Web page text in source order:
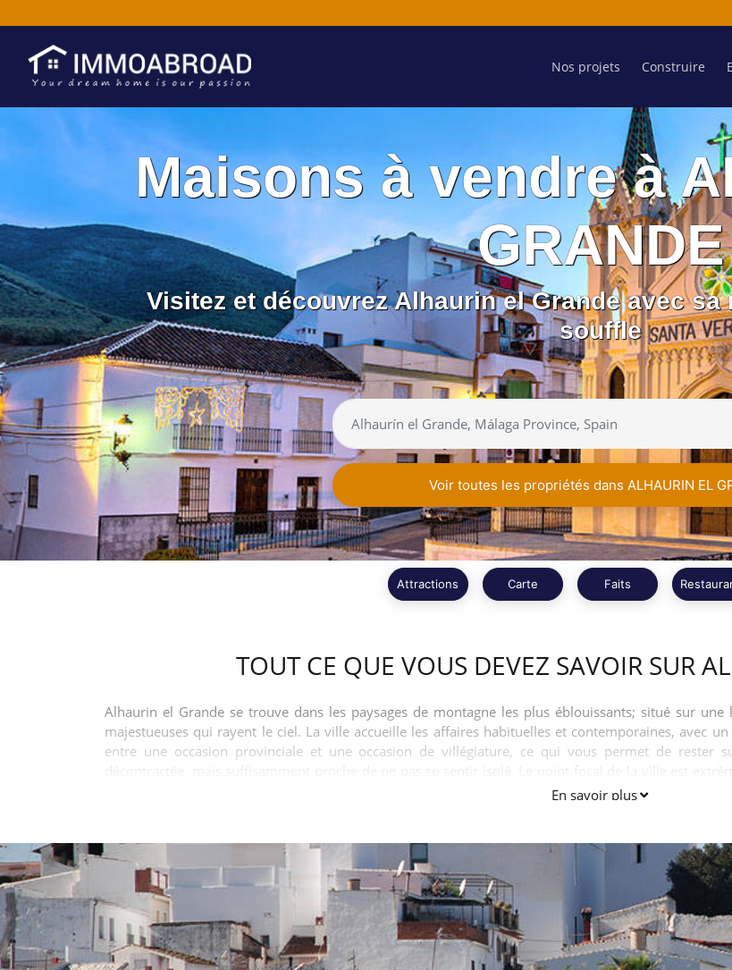
Nos projets Construire
Maisons à vendre à
GRANDE
Visitez et découvrez Alhaurin el Grande avec
souffle
Voir toutes les propriétés dans ALHAURIN EL
Attractions Carte Faits
TOUT CE QUE VOUS DEVEZ SAVOIR SUR
Alhaurin el Grande se trouve dans les paysages de montagne les plus éblouissants; situé sur
majestueuses qui rayent le ciel. La ville accueille les affaires habituelles et contemporaines, avec
entre une occasion provinciale et une occasion de villégiature, ce qui vous permet de rester
décontractée, mais suffisamment proche de ne pas se sentir isolé. Le point focal de la ville est
qui se démenent dans des structures en terrasses de styles fluctuants, dont un grand nombre sont
En savoir plus